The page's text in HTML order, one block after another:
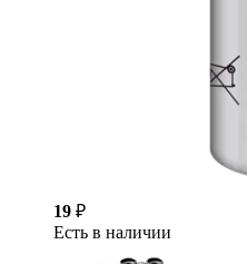
19 ₽
Есть в наличии